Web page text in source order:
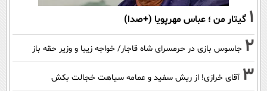
1 گیتار من ؛ عباس مهرپویا (+صدا)
2 جاسوس بازی در حرمسرای شاه قاجار/ خواجه زیبا و وزیر حقه باز
3 آقای خرازی! از ریش سفید و عمامه سیاهت خجالت بکش